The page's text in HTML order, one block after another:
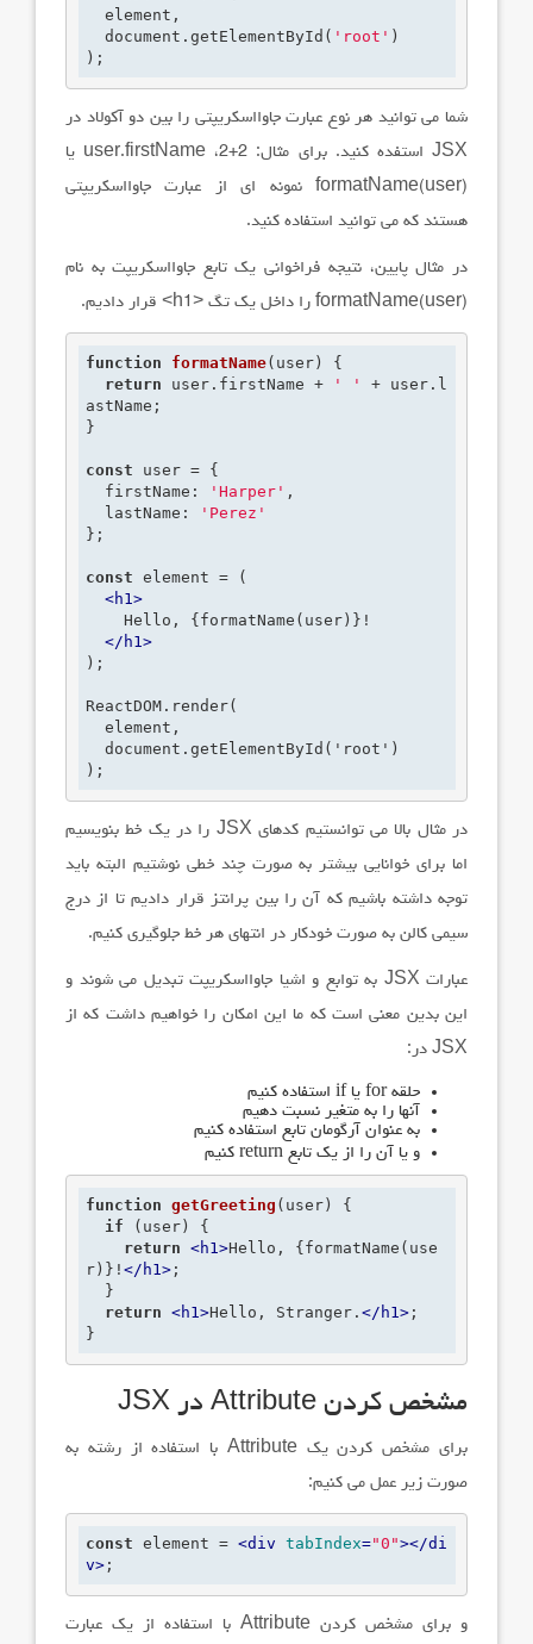
  document.getElementById(
'root' )
);
شما می توانید هر نوع عبارت جاوااسکریپتی را بین دو آکولاد در
JSXاستفده کنید. برای مثال: 2+2، user.firstName یا
formatName(user) نمونه ای از عبارت جاوااسکریپتی
هستند که می توانید استفاده کنید.
در مثال پایین، نتیجه فراخوانی یک تابع جاوااسکریپت به نام
formatName(user) را داخل یک تگ <h1> قرار دادیم.
function formatName(user)
{
return user.firstName + ' '
+ user.l
astName;
}
const user = {
  firstName:
'Harper' ,
  lastName:
'Perez'
};
const element = (
<h1>
</ h1>
);
ReactDOM.render(
);
در مثال بالا می توانستیم کدهای JSX را در یک خط بنویسیم
اما برای خوانایی بیشتر به صورت چند خطی نوشتیم البته باید
توجه داشته باشیم که آن را بین پرانتز قرار دادیم تا از درج
سیمی کالن به صورت خودکار در انتهای هر خط جلوگیری کنیم.
عبارات JSX به توابع و اشیا جاوااسکریپت تبدیل می شوند و
این بدین معنی است که ما این امکان را خواهیم داشت که از
JSX در:
حلقه for یا if استفاده کنیم
آنها را به متغیر نسبت دهیم
به عنوان آرگومان تابع استفاده کنیم
و یا آن را از یک تابع return کنیم
function getGreeting (user)
{
if (user) {
return <h1>Hello, {formatName(use
r)}! </ h1> ;
return <h1>Hello, Stranger. </ h1> ;
}
مشخص کردن Attribute در JSX
برای مشخص کردن یکAttribute با استفاده از رشته به
صورت زیر عمل می کنیم:
const element = <div tabIndex="0"></di
v> ;
و برای مشخص کردن Attribute با استفاده از یک عبارت